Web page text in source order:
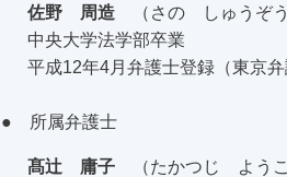
佐野 周造 （さの しゅうぞう
中央大学法学部卒業
平成12年4月弁護士登録（東京弁
● 所属弁護士
髙辻 庸子 （たかつじ ようこ